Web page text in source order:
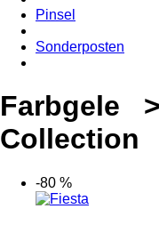
Pinsel
Sonderposten
Farbgele
Collection
-80 %